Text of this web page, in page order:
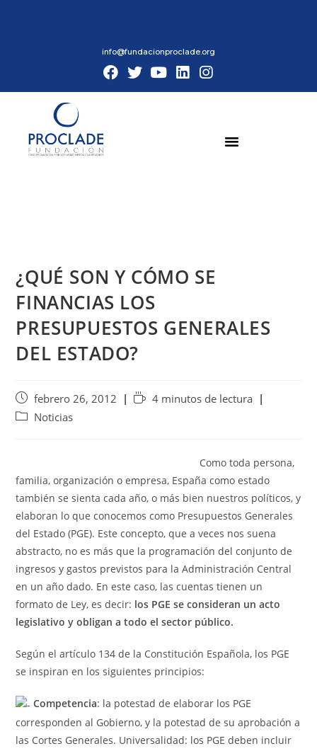
info@fundacionproclade.org
¿QUÉ SON Y CÓMO SE
FINANCIAS LOS
PRESUPUESTOS GENERALES
DEL ESTADO?
febrero 26, 2012
4 minutos de lectura
Noticias
Como toda persona,
familia, organización o empresa, España como estado
también se sienta cada año, o más bien nuestros políticos, y
elaboran lo que conocemos como Presupuestos Generales
del Estado (PGE). Este concepto, que a veces nos suena
abstracto, no es más que la programación del conjunto de
ingresos y gastos previstos para la Administración Central
en un año dado. En este caso, las cuentas tienen un
formato de Ley, es decir: los PGE se consideran un acto
legislativo y obligan a todo el sector público.
Según el artículo 134 de la Constitución Española, los PGE
se inspiran en los siguientes principios:
Competencia: la potestad de elaborar los PGE
corresponden al Gobierno, y la potestad de su aprobación a
las Cortes Generales. Universalidad: los PGE deben incluir